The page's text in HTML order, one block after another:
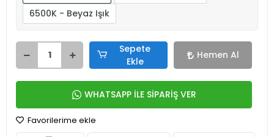
6500K - Beyaz Işık
Sepete
Ekle
Hemen Al
WHATSAPP İLE SİPARİŞ VER
Favorilerime ekle